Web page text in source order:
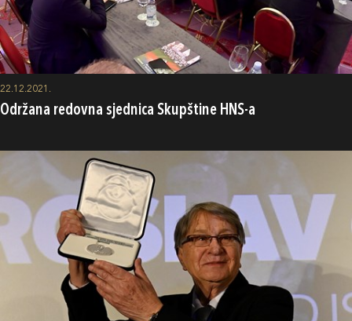
22.12.2021.
Održana redovna sjednica Skupštine HNS-a